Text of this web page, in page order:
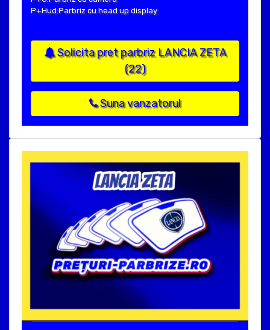
P+Hud:Parbriz cu head up display
Solicita pret parbriz LANCIA ZETA
(22)
Suna vanzatorul